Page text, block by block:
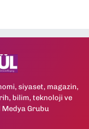
siyaset, magazin,
bilim, teknoloji ve
Grubu